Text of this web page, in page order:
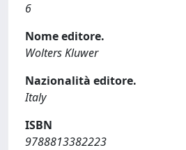
6
Nome editore.
Wolters Kluwer
Nazionalità editore.
Italy
ISBN
9788813382223